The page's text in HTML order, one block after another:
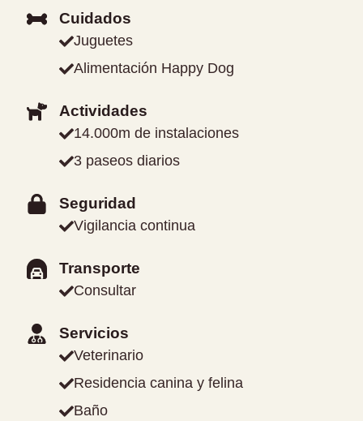
Cuidados
Juguetes
Alimentación Happy Dog
Actividades
14.000m de instalaciones
3 paseos diarios
Seguridad
Vigilancia continua
Transporte
Consultar
Servicios
Veterinario
Residencia canina y felina
Baño